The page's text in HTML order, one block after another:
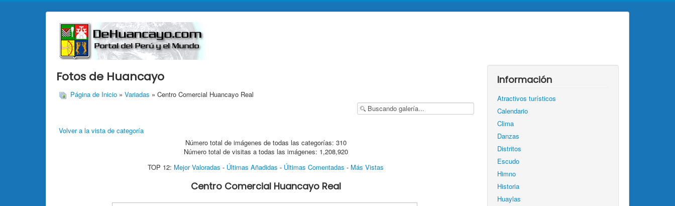
Fotos de Huancayo
Página de Inicio » Variadas » Centro Comercial Huancayo Real
Volver a la vista de categoría
Número total de imágenes de todas las categorías: 310
Número total de visitas a todas las imágenes: 1,208,920
TOP 12: Mejor Valoradas - Últimas Añadidas - Últimas Comentadas - Más Vistas
Centro Comercial Huancayo Real
Información
Atractivos turísticos
Calendario
Clima
Danzas
Distritos
Escudo
Himno
Historia
Huaylas